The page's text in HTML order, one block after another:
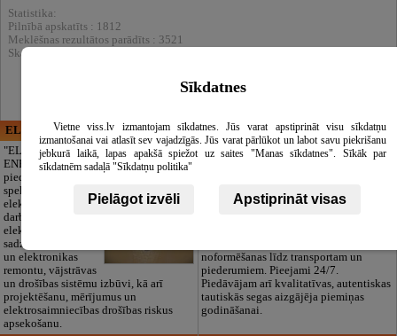
Statistika:
Pilnībā apskatīts : 1812
Meklēšnas rezultātos parādīts : 3521
Skatīt arī katalogā :
ELECTRIC ENERGY
"ELECTRIC
ENERGY Kandava"
piedāvā pilna
spektra
elektromontāžas
darbus,
elektroinstalācijas,
sadzīves tehnikas
un elektronikas
remontu, vājstrāvas
un drošības sistēmu izbūvi, kā arī
projektēšanu, mērījumus un
elektrosaimniecības drošības riskus
apsekošanu.
CĒSU APBEDĪŠANAS
PAKALPOJUMI, SIA
Mēs parūpēsimies
par visu — no
noformēšanas līdz transportam un
piederumiem. Pieejami 24/7.
Piedāvājam arī kvalitatīvas, autentiskas
tautiskās segas aizgājēja piemiņas
godināšanai.
Sīkdatnes
Vietne viss.lv izmantojam sīkdatnes. Jūs varat apstiprināt visu sīkdatņu
izmantošanai vai atlasīt sev vajadzīgās. Jūs varat pārlūkot un labot savu piekrišanu
jebkurā laikā, lapas apakšā spiežot uz saites "Manas sīkdatnes". Sīkāk par
sīkdatnēm sadaļā "Sīkdatņu politika"
Pielāgot izvēli Apstiprināt visas